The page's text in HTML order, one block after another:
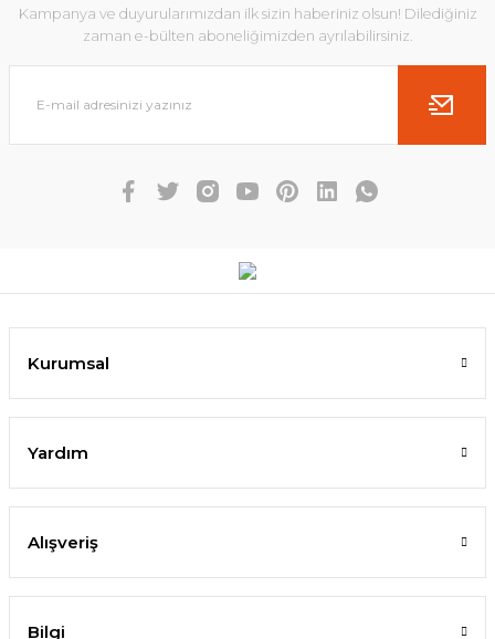
Kampanya ve duyurularımızdan ilk sizin haberiniz olsun! Dilediğiniz
zaman e-bülten aboneliğimizden ayrılabilirsiniz.
Kurumsal
Yardım
Alışveriş
Bilgi